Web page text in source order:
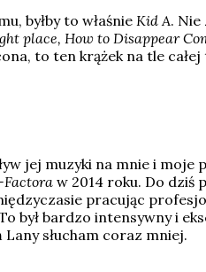
byłby to właśnieKid A.
place, How to Disappear
to ten krążek na tle
jej muzyki na mnie i moje
Factora w 2014 roku. Do dziś
pracując
był bardzo intensywny i
słucham coraz mniej.